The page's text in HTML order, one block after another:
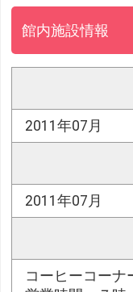
館内施設情報
2011年07月
2011年07月
コーヒーコーナ